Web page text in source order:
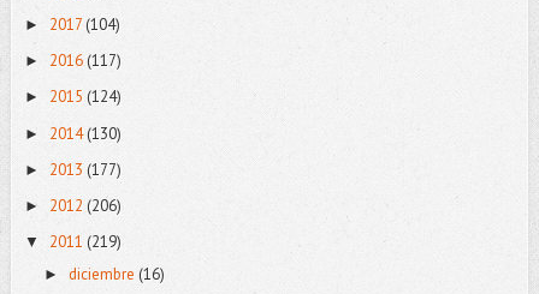
► 2017(104)
► 2016(117)
► 2015 (124)
► 2014(130)
► 2013 (177)
► 2012 (206)
▼ 2011 (219)
► diciembre (16)